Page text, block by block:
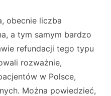
obecnie liczba
a tym samym bardzo
refundacji tego typu
rozważnie,
w Polsce,
Można powiedzieć,